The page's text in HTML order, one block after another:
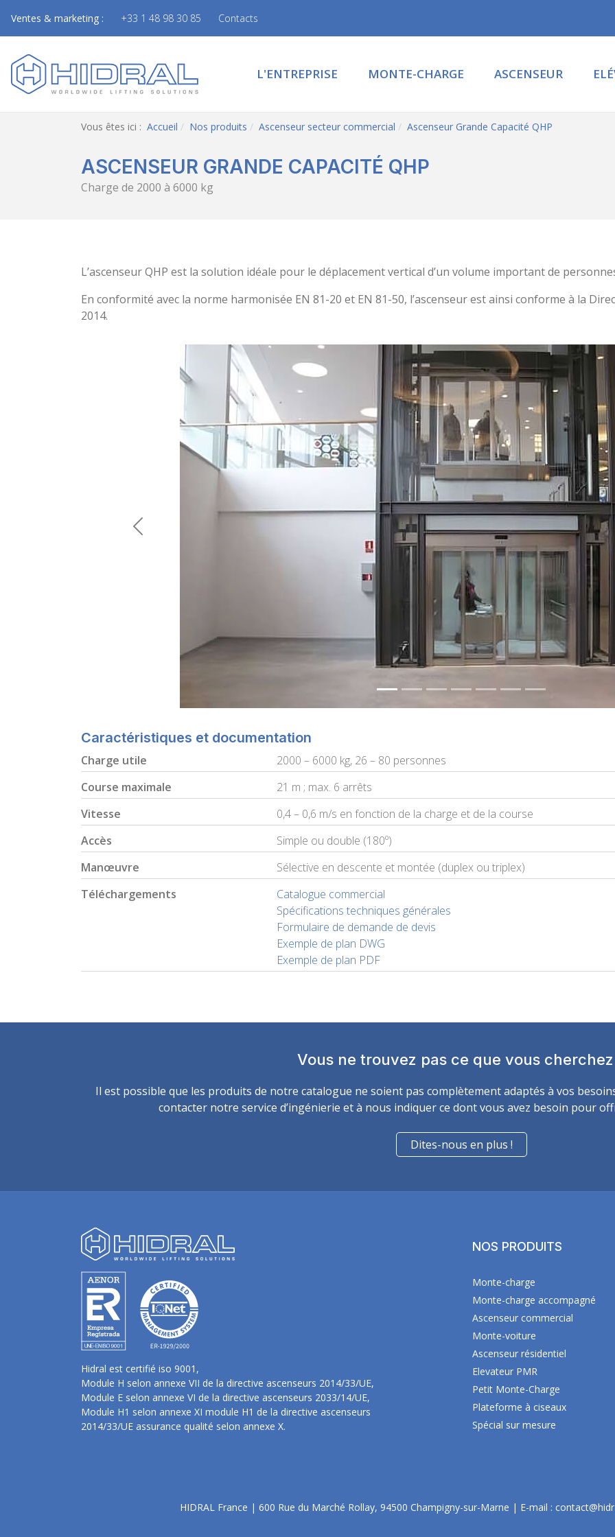
Ventes & marketing : +33 1 48 98 30 85 Contacts
L'ENTREPRISE MONTE-CHARGE ASCENSEUR
Vous êtes ici : Accueil Nos produits Ascenseur secteur commercial Ascenseur Grande Capacité QHP
ASCENSEUR GRANDE CAPACITÉ QHP
Charge de 2000 à 6000 kg
L’ascenseur QHP est la solution idéale pour le déplacement vertical d’un volume important de
En conformité avec la norme harmonisée EN 81-20 et EN 81-50, l’ascenseur est ainsi conforme à la
2014.
Previous
Caractéristiques et documentation
Charge utile
2000 – 6000 kg, 26 – 80 personnes
Course maximale
21 m ; max. 6 arrêts
Vitesse
0,4 – 0,6 m/s en fonction de la charge et de la course
Accès
Simple ou double (180º)
Manœuvre
Sélective en descente et montée (duplex ou triplex)
Téléchargements
Catalogue commercial
Spécifications techniques générales
Formulaire de demande de devis
Exemple de plan DWG
Exemple de plan PDF
Vous ne trouvez pas ce que vous cherchez
Il est possible que les produits de notre catalogue ne soient pas complètement adaptés à vos
contacter notre service d’ingénierie et à nous indiquer ce dont vous avez besoin pour
Dites-nous en plus !
Hidral est certifié iso 9001,
Module H selon annexe VII de la directive ascenseurs 2014/33/UE,
Module E selon annexe VI de la directive ascenseurs 2033/14/UE,
Module H1 selon annexe XI module H1 de la directive ascenseurs
2014/33/UE assurance qualité selon annexe X.
NOS PRODUITS
Monte-charge
Monte-charge accompagné
Ascenseur commercial
Monte-voiture
Ascenseur résidentiel
Elevateur PMR
Petit Monte-Charge
Plateforme à ciseaux
Spécial sur mesure
HIDRAL France | 600 Rue du Marché Rollay, 94500 Champigny-sur-Marne | E-mail :